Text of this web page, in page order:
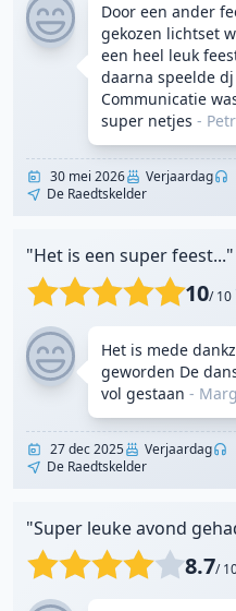
Door een ander
gekozen lichtset
een heel leuk
daarna speelde
Communicatie
super netjes -
30 mei 2026 Verjaardag
De Raedtskelder
"Het is een super feest..."
10/ 10
Het is mede
geworden De
vol gestaan -
27 dec 2025 Verjaardag
De Raedtskelder
"Super leuke avond
8.7/